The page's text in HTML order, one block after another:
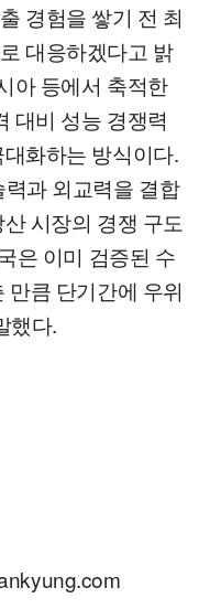
경험을 쌓기 전 최
대응하겠다고 밝
아 등에서 축적한
대비 성능 경쟁력
화하는 방식이다.
과 외교력을 결합
시장의 경쟁 구도
은 이미 검증된 수
만큼 단기간에 우위
했다.